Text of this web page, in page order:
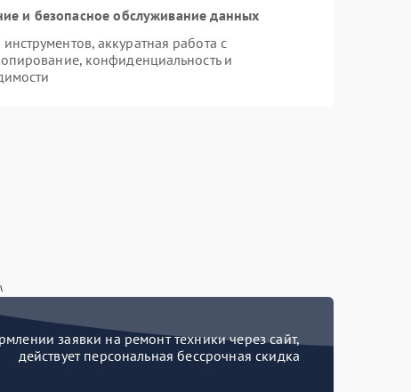
и безопасное обслуживание данных
аккуратная работа с
конфиденциальность и
заявки на ремонт техники через сайт,
действует персональная бессрочная скидка